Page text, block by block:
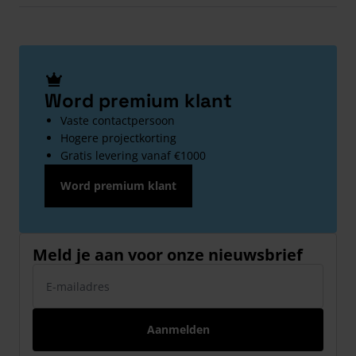
Word premium klant
Vaste contactpersoon
Hogere projectkorting
Gratis levering vanaf €1000
Word premium klant
Meld je aan voor onze nieuwsbrief
Aanmelden